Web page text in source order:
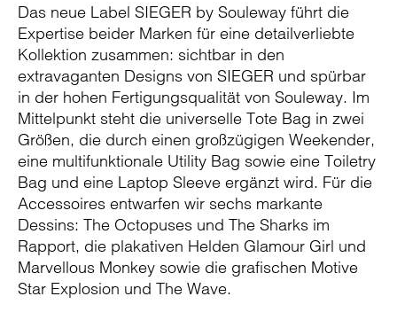
Das neue Label SIEGER by Souleway führt die
Expertise beider Marken für eine detailverliebte
Kollektion zusammen: sichtbar in den
extravaganten Designs von SIEGER und spürbar
in der hohen Fertigungsqualität von Souleway. Im
Mittelpunkt steht die universelle Tote Bag in zwei
Größen, die durch einen großzügigen Weekender,
eine multifunktionale Utility Bag sowie eine Toiletry
Bag und eine Laptop Sleeve ergänzt wird. Für die
Accessoires entwarfen wir sechs markante
Dessins: The Octopuses und The Sharks im
Rapport, die plakativen Helden Glamour Girl und
Marvellous Monkey sowie die grafischen Motive
Star Explosion und The Wave.